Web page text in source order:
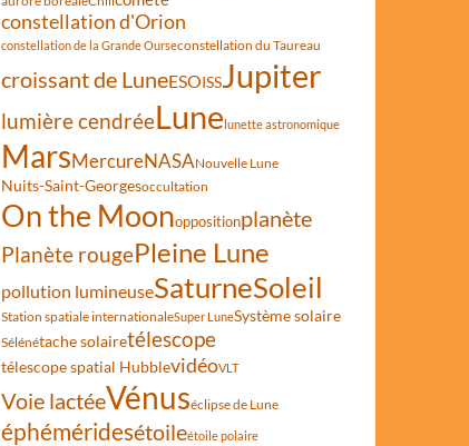
constellation d'Orion
constellation de la Grande Ourseconstellation du Taureau
croissant de LuneESOISSJupiter
lumière cendréeLunelunette astronomique
MarsMercureNASANouvelle Lune
Nuits-Saint-Georgesoccultation
On the Moonoppositionplanète
Planète rougePleine Lune
pollution lumineuseSaturneSoleil
Station spatiale internationaleSuper LuneSystème solaire
Sélénétache solairetélescope
télescope spatial HubblevidéoVLT
Voie lactéeVénuséclipse de Lune
éphéméridesétoileétoile polaire